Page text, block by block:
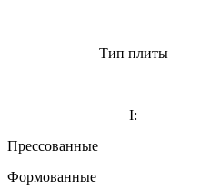
Тип плиты
I:
Прессованные
Формованные